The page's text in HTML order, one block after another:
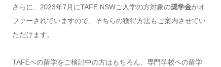
さらに、2023年7月にTAFE NSWご入学の方対象の奨学金がオ
ファーされていますので、そちらの獲得方法もご案内させてい
ただけます。
TAFEへの留学をご検討中の方はもちろん、専門学校への留学